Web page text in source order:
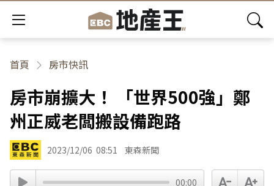
首頁 房市快訊
房市崩擴大！ 「世界500強」鄭
州正威老闆搬設備跑路
2023/12/06 08:51 東森新聞
00:00